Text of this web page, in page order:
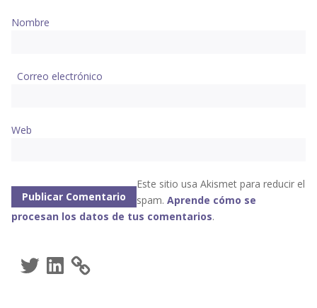
Nombre
Correo electrónico
Web
Este sitio usa Akismet para reducir el
spam. Aprende cómo se
procesan los datos de tus comentarios.
TwitterLinkedIn